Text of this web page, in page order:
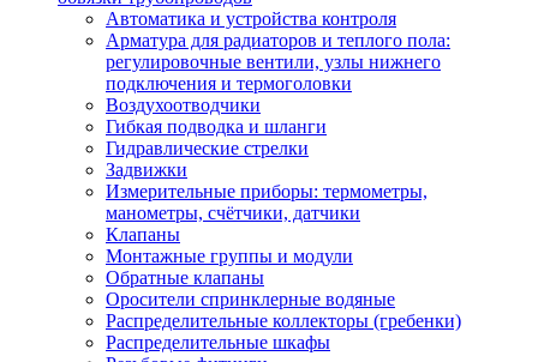
Автоматика и устройства контроля
Арматура для радиаторов и теплого пола:
регулировочные вентили, узлы нижнего
подключения и термоголовки
Воздухоотводчики
Гибкая подводка и шланги
Гидравлические стрелки
Задвижки
Измерительные приборы: термометры,
манометры, счётчики, датчики
Клапаны
Монтажные группы и модули
Обратные клапаны
Оросители спринклерные водяные
Распределительные коллекторы (гребенки)
Распределительные шкафы